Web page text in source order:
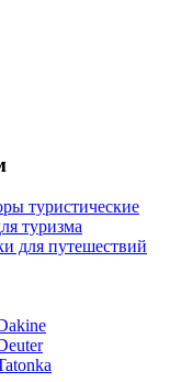
туристические
туризма
для путешествий